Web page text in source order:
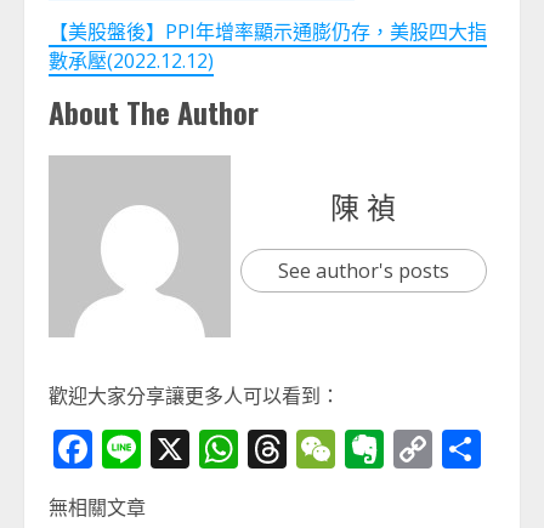
【美股盤後】PPI年增率顯示通膨仍存，美股四大指
數承壓(2022.12.12)
About The Author
陳 禎
See author's posts
歡迎大家分享讓更多人可以看到：
Facebook
Line
X WhatsApp
Threads
WeChat
Evernote
Copy
Link
無相關文章